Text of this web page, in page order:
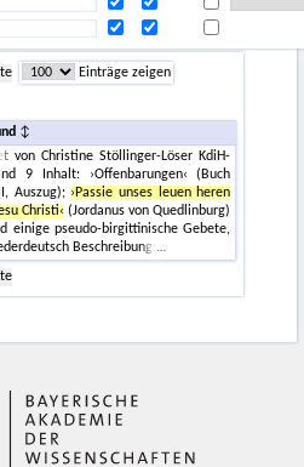
Einträge zeigen
von Christine Stöllinger-Löser KdiH-
9 Inhalt: ›Offenbarungen‹ (Buch
Auszug); ›Passie unses leuen heren
Christi‹ (Jordanus von Quedlinburg)
einige pseudo-birgittinische Gebete,
Beschreibung: